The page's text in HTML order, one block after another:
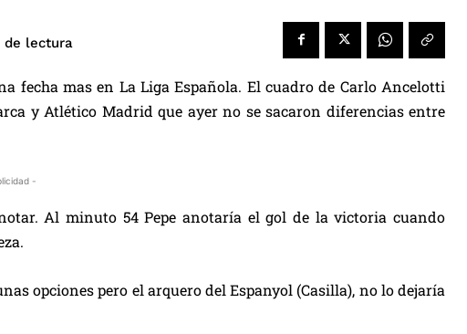
de lectura
fecha mas en La Liga Española. El cuadro de Carlo Ancelotti
y Atlético Madrid que ayer no se sacaron diferencias entre
-
Al minuto 54 Pepe anotaría el gol de la victoria cuando
opciones pero el arquero del Espanyol (Casilla), no lo dejaría